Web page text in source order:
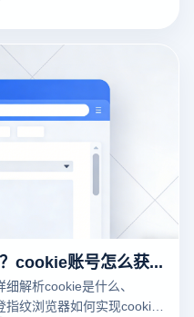
浏览器cookie是什么意思？cookie账号怎么获取？
解析cookie是什么、
纹浏览器如何实现cookie